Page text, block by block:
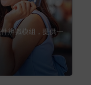
辨識模組，提供一